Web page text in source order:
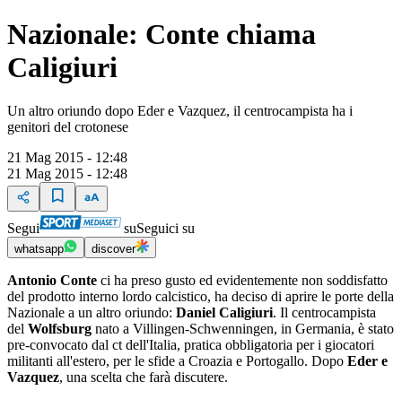
Nazionale: Conte chiama
Caligiuri
Un altro oriundo dopo Eder e Vazquez, il centrocampista ha i
genitori del crotonese
21 Mag 2015 - 12:48
21 Mag 2015 - 12:48
Segui suSeguici su
whatsapp discover
Antonio Conte ci ha preso gusto ed evidentemente non soddisfatto
del prodotto interno lordo calcistico, ha deciso di aprire le porte della
Nazionale a un altro oriundo: Daniel Caligiuri. Il centrocampista
del Wolfsburg nato a Villingen-Schwenningen, in Germania, è stato
pre-convocato dal ct dell'Italia, pratica obbligatoria per i giocatori
militanti all'estero, per le sfide a Croazia e Portogallo. Dopo Eder e
Vazquez, una scelta che farà discutere.